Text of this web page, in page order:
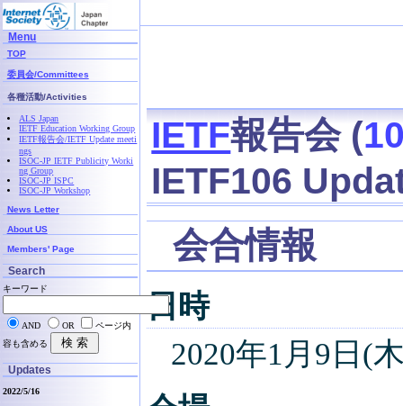
IETF報告会 (
IETF106
会合情報
日時
2020年1月9日(
Menu
TOP
委員会/Committees
各種活動/Activities
ALS Japan
IETF Education Working Group
IETF報告会/IETF Update meeti
ngs
ISOC-JP IETF Publicity Worki
ng Group
ISOC-JP ISPC
ISOC-JP Workshop
News Letter
About US
Members' Page
Search
キーワード
AND OR
ページ内
容も含める
Updates
2022/5/16